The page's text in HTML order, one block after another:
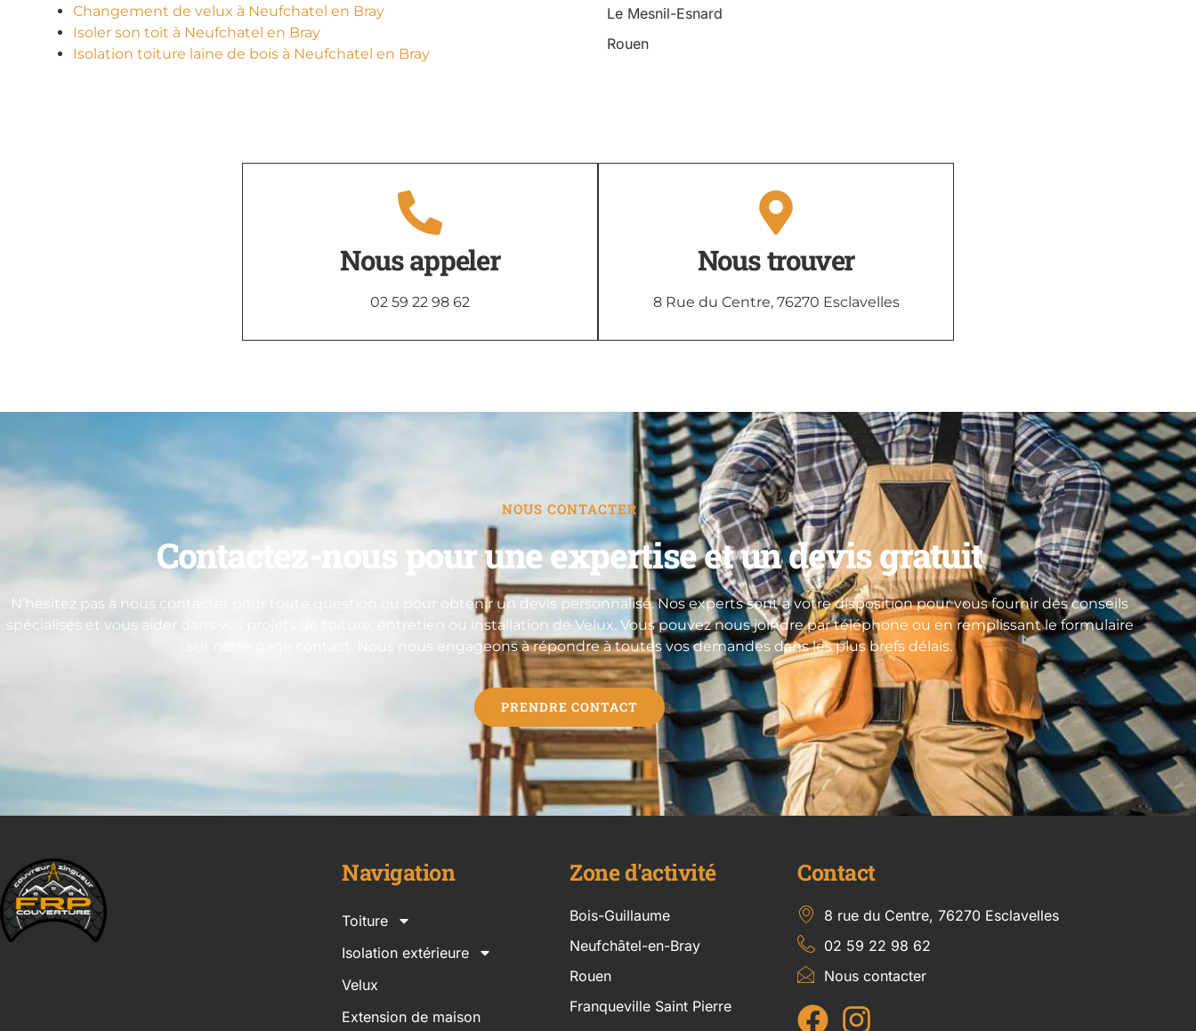
Changement de velux à Neufchatel en Bray
Isoler son toit à Neufchatel en Bray
Isolation toiture laine de bois à Neufchatel en Bray
Le Mesnil-Esnard
Rouen
Nous appeler
02 59 22 98 62
Nous trouver
8 Rue du Centre, 76270 Esclavelles
NOUS CONTACTER
Contactez-nous pour une expertise et un devis gratuit
N’hésitez pas à nous contacter pour toute question ou pour obtenir un devis personnalisé. Nos experts sont à votre disposition pour vous fournir des conseils
spécialisés et vous aider dans vos projets de toiture, entretien ou installation de Velux. Vous pouvez nous joindre par téléphone ou en remplissant le formulaire
sur notre page contact. Nous nous engageons à répondre à toutes vos demandes dans les plus brefs délais.
PRENDRE CONTACT
Navigation
Toiture
Isolation extérieure
Velux
Extension de maison
Zone d'activité
Bois-Guillaume
Neufchâtel-en-Bray
Rouen
Franqueville Saint Pierre
Contact
8 rue du Centre, 76270 Esclavelles
02 59 22 98 62
Nous contacter